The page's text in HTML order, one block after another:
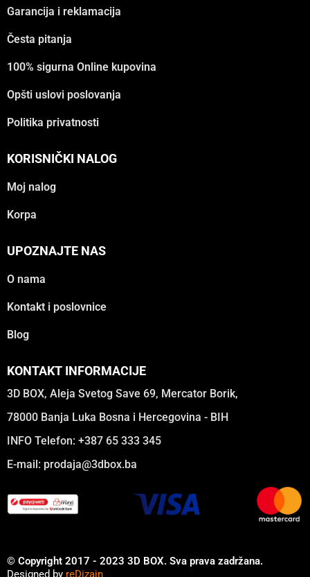
Garancija i reklamacija
Česta pitanja
100% sigurna Online kupovina
Opšti uslovi poslovanja
Politika privatnosti
KORISNIČKI NALOG
Moj nalog
Korpa
UPOZNAJTE NAS
O nama
Kontakt i poslovnice
Blog
KONTAKT INFORMACIJE
3D BOX, Aleja Svetog Save 69, Mercator Borik,
78000 Banja Luka Bosna i Hercegovina - BIH
INFO Telefon: +387 65 333 345
E-mail: prodaja@3dbox.ba
© Copyright 2017 - 2023 3D BOX. Sva prava zadržana.
Designed by reDizajn